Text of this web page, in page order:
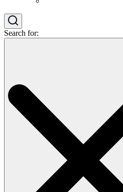
Search for: